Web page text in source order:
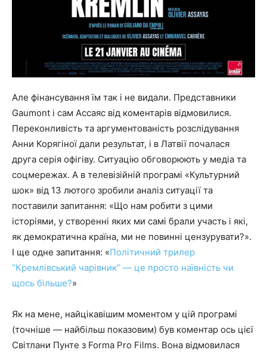
Але фінансування їм так і не видали. Представники
Gaumont і сам Ассаяс від коментарів відмовилися.
Переконливість та аргументованість розслідування
Анни Корягіної дали результат, і в Латвії почалася
друга серія офігіву. Ситуацію обговорюють у медіа та
соцмережах. А в телевізійній програмі «Культурний
шок» від 13 лютого зробили аналіз ситуації та
поставили запитання: «Що нам робити з цими
історіями, у створенні яких ми самі брали участь і які,
як демократична країна, ми не повинні цензурувати?».
І ще одне запитання: «Політичний трилер
“Кремлівський чарівник” — це просто наївність чи
щось більше?»
Як на мене, найцікавішим моментом у цій програмі
(точніше — найбільш показовим) був коментар ось цієї
Світлани Пунте з Forma Pro Films. Вона відмовилася